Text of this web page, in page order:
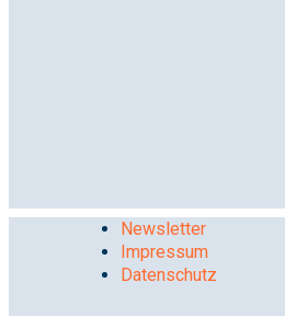
Newsletter
Impressum
Datenschutz